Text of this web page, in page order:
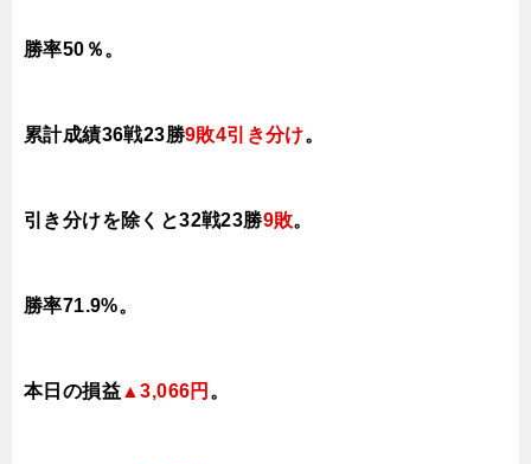
勝率50％。
累計成績36戦23勝9敗4引き分け。
引き分けを除くと32戦23勝9敗。
勝率71.9%。
本日の損益 ▲3,066円 。